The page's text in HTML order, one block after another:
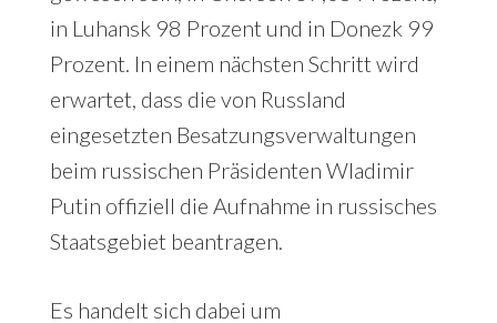
in Luhansk 98 Prozent und in Donezk 99
Prozent. In einem nächsten Schritt wird
erwartet, dass die von Russland
eingesetzten Besatzungsverwaltungen
beim russischen Präsidenten Wladimir
Putin offiziell die Aufnahme in russisches
Staatsgebiet beantragen.
Es handelt sich dabei um